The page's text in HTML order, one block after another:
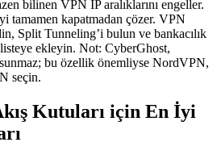
bilinen VPN IP aralıklarını engeller.
tamamen kapatmadan çözer. VPN
Split Tunneling’i bulun ve bankacılık
ekleyin. Not: CyberGhost,
bu özellik önemliyse NordVPN,
seçin.
Kutuları için En İyi